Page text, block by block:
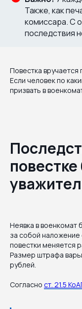
Также, как
комиссара. С
последствия
Повестка вручается
Если человек по
призвать в
повестке
Неявка в военкомат
за собой наложение
повестки меняется
Размер штрафа
рублей.
Согласно ст. 21.5